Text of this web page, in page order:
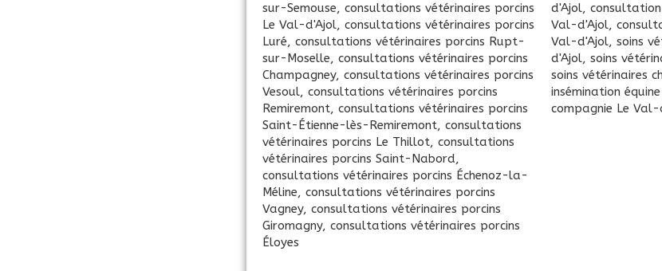
sur-Semouse,consultations vétérinaires porcins
Le Val-d'Ajol,consultations vétérinaires porcins
Luré,consultations vétérinaires porcins Rupt-
sur-Moselle,consultations vétérinaires porcins
Champagney,consultations vétérinaires porcins
Vesoul,consultations vétérinaires porcins
Remiremont,consultations vétérinaires porcins
Saint-Étienne-lès-Remiremont,consultations
vétérinaires porcins Le Thillot,consultations
vétérinaires porcins Saint-Nabord,
consultations vétérinaires porcins Échenoz-la-
Méline,consultations vétérinaires porcins
Vagney,consultations vétérinaires porcins
Giromagny,consultations vétérinaires porcins
Éloyes
d'Ajol,
Val-d'Ajol,
Val-d'Ajol,soins
d'Ajol,soins
soins vétérinaires
insémination
compagnie Le